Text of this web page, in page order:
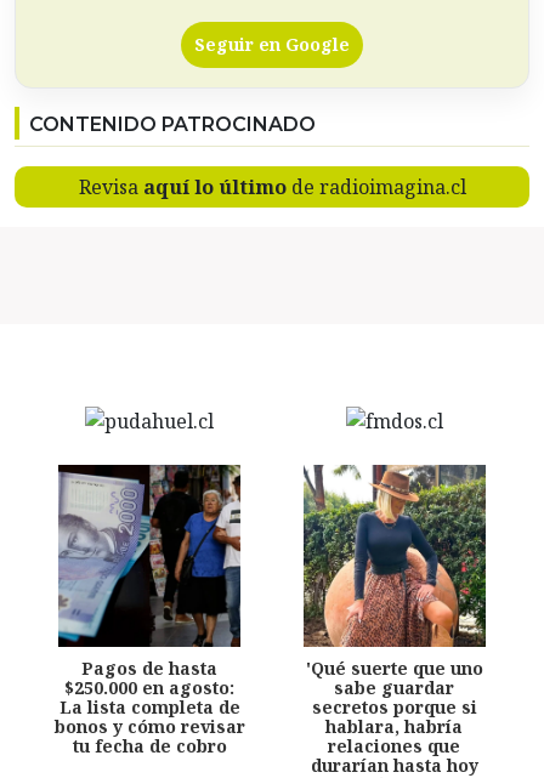
Seguir en Google
CONTENIDO PATROCINADO
Revisa aquí lo últimode radioimagina.cl
Pagos de hasta
$250.000 en agosto:
La lista completa de
bonos y cómo revisar
tu fecha de cobro
'Qué suerte que uno
sabe guardar
secretos porque si
hablara, habría
relaciones que
durarían hasta hoy